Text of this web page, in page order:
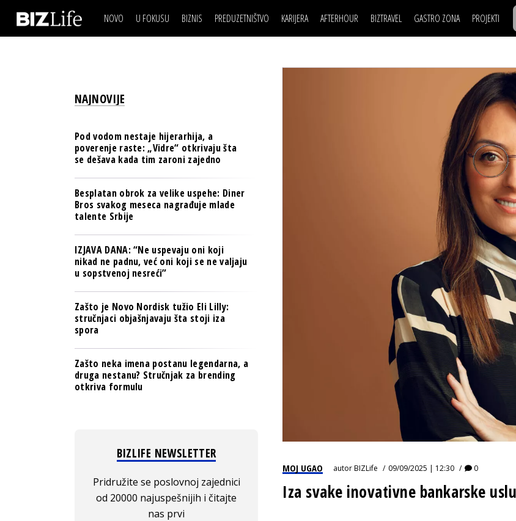
NOVO U FOKUSU BIZNIS
BANKE
OSIGURANJE
TECH I AI
BIZNIS & SPORT
PULS REGIONA
NOVO NA RAFU
PREDUZETNIŠTVO KARIJERA AFTERHOUR BIZTRAVEL GASTRO ZONA PROJEKTI
TASTY
30
BACK
BMW
BIZLIFE
IZJAVA
IZJAVA DANABIZNIS SCENA
BREND I KOMUNIKACIJE
OSIGURANJE
TECH I AI
PULS REGIONA
POSAO
MOJ UGAO
FILM I SCENA
AUTO SVET
30
BACK
BMW
BIZLIFE
IZJAVA
MOJ UGAO autorBIZLife 09/09/2025 | 12:30 0
Iza svake inovativne bankarske
NAJNOVIJE
Pod vodom nestaje hijerarhija, a
poverenje raste: „Vidre“ otkrivaju šta
se dešava kada tim zaroni zajedno
Besplatan obrok za velike uspehe: Diner
Bros svakog meseca nagrađuje mlade
talente Srbije
IZJAVA DANA: “Ne uspevaju oni koji
nikad ne padnu, već oni koji se ne valjaju
u sopstvenoj nesreći”
Zašto je Novo Nordisk tužio Eli Lilly:
stručnjaci objašnjavaju šta stoji iza
spora
Zašto neka imena postanu legendarna, a
druga nestanu? Stručnjak za brending
otkriva formulu
BIZLIFE NEWSLETTER
Pridružite se poslovnoj zajednici
od 20000 najuspešnijih i čitajte
nas prvi